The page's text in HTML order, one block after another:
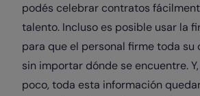
podés celebrar contratos
talento. Incluso es posible usar la
para que el personal firme toda su
sin importar dónde se encuentre.
poco, toda esta información